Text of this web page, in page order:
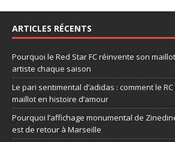
ARTICLES RÉCENTS
Pourquoi le Red Star FC réinvente son
artiste chaque saison
Le pari sentimental d’adidas : comment le
maillot en histoire d’amour
Pourquoi l’affichage monumental de
est de retour à Marseille